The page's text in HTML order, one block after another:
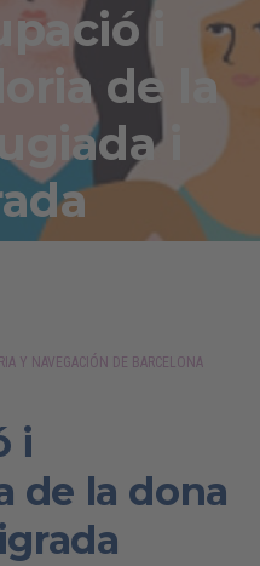
i
de la
i
Y NAVEGACIÓN DE BARCELONA
i
de la dona